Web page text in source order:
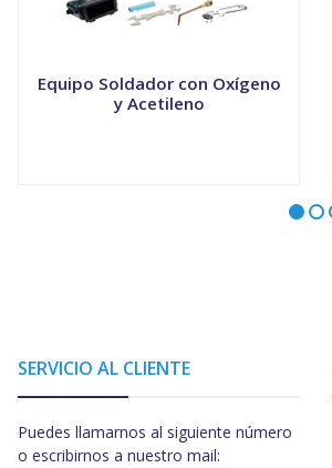
Equipo Soldador con Oxígeno
y Acetileno
SERVICIO AL CLIENTE
Puedes llamarnos al siguiente número
o escribirnos a nuestro mail: